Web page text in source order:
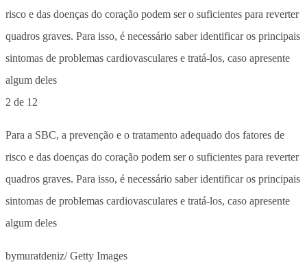
2 de 12
Para a SBC, a prevenção e o tratamento adequado dos fatores de
risco e das doenças do coração podem ser o suficientes para reverter
quadros graves. Para isso, é necessário saber identificar os principais
sintomas de problemas cardiovasculares e tratá-los, caso apresente
algum deles
bymuratdeniz/ Getty Images